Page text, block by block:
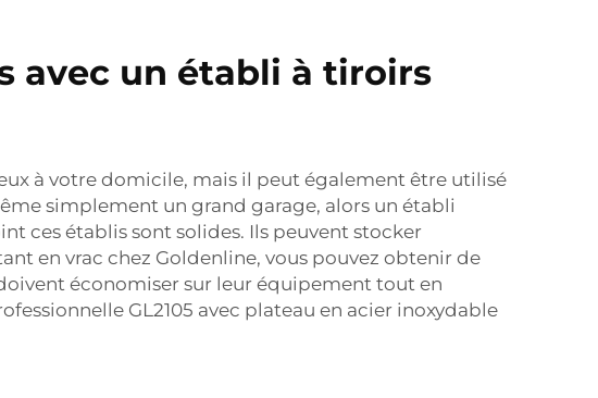
avec un établi à tiroirs
à votre domicile, mais il peut également être utilisé
simplement un grand garage, alors un établi
ces établis sont solides. Ils peuvent stocker
en vrac chez Goldenline, vous pouvez obtenir de
économiser sur leur équipement tout en
GL2105 avec plateau en acier inoxydable